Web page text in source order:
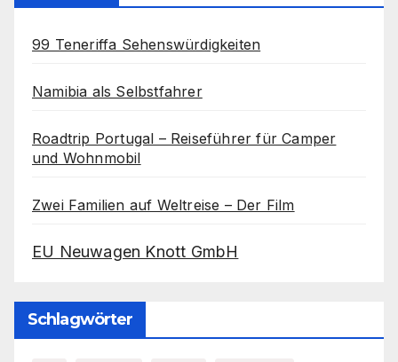
99 Teneriffa Sehenswürdigkeiten
Namibia als Selbstfahrer
Roadtrip Portugal – Reiseführer für Camper
und Wohnmobil
Zwei Familien auf Weltreise – Der Film
EU Neuwagen Knott GmbH
Schlagwörter